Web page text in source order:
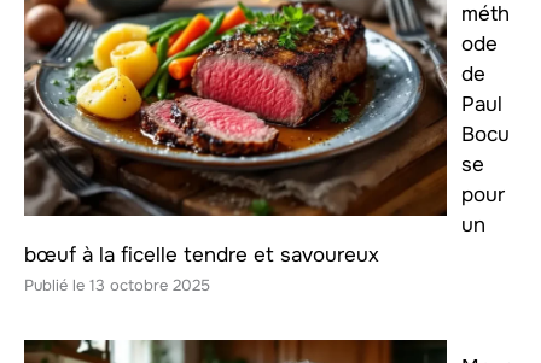
méth
ode
de
Paul
Bocu
se
pour
un
bœuf à la ficelle tendre et savoureux
13 octobre 2025